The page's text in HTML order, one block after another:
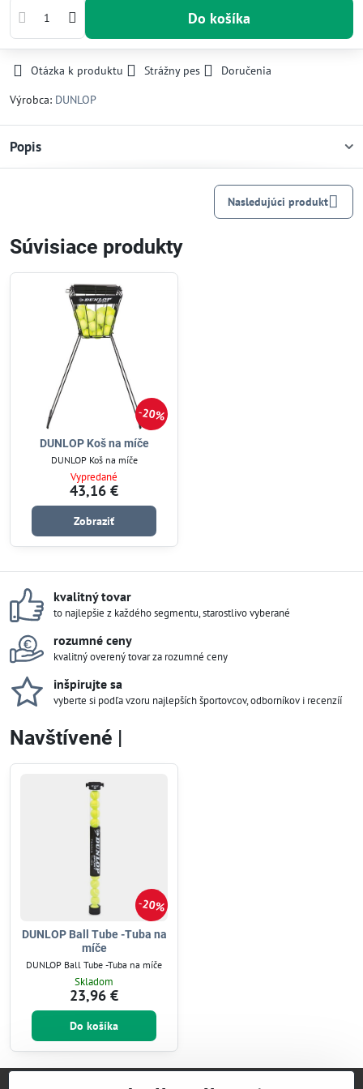
Do košíka
Otázka k produktu Strážny pes
Doručenia
Výrobca: DUNLOP
Popis
Nasledujúci produkt
Súvisiace produkty
20%
DUNLOP Koš na míče
DUNLOP Koš na míče
Vypredané
43,16 €
Zobraziť
kvalitný tovar
to najlepšie z každého segmentu, starostlivo vyberané
rozumné ceny
kvalitný overený tovar za rozumné ceny
inšpirujte sa
vyberte si podľa vzoru najlepších športovcov, odborníkov i recenzíí
Navštívené |
20%
DUNLOP Ball Tube -Tuba na
míče
DUNLOP Ball Tube -Tuba na míče
Skladom
23,96 €
Do košíka